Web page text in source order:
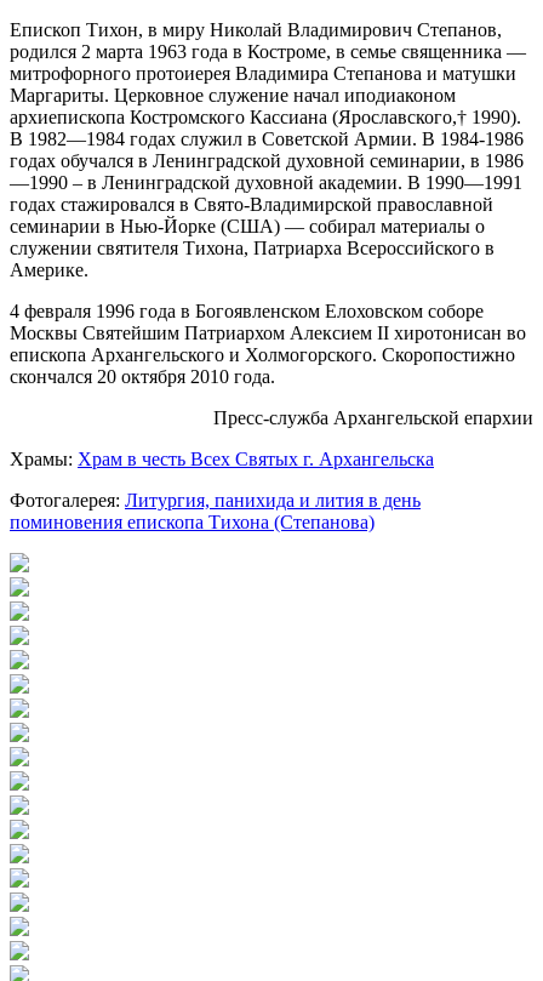
Епископ Тихон, в миру Николай Владимирович Степанов,
родился 2 марта 1963 года в Костроме, в семье священника —
митрофорного протоиерея Владимира Степанова и матушки
Маргариты. Церковное служение начал иподиаконом
архиепископа Костромского Кассиана (Ярославского,† 1990).
В 1982—1984 годах служил в Советской Армии. В 1984-1986
годах обучался в Ленинградской духовной семинарии, в 1986
—1990 – в Ленинградской духовной академии. В 1990—1991
годах стажировался в Свято-Владимирской православной
семинарии в Нью-Йорке (США) — собирал материалы о
служении святителя Тихона, Патриарха Всероссийского в
Америке.
4 февраля 1996 года в Богоявленском Елоховском соборе
Москвы Святейшим Патриархом Алексием II хиротонисан во
епископа Архангельского и Холмогорского. Скоропостижно
скончался 20 октября 2010 года.
Пресс-служба Архангельской епархии
Храмы: Храм в честь Всех Святых г. Архангельска
Фотогалерея: Литургия, панихида и лития в день
поминовения епископа Тихона (Степанова)